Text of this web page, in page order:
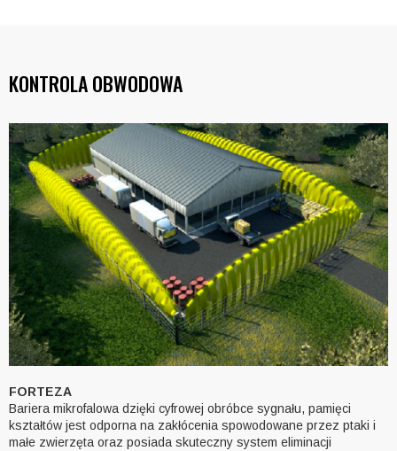
KONTROLA OBWODOWA
FORTEZA
Bariera mikrofalowa dzięki cyfrowej obróbce sygnału, pamięci
kształtów jest odporna na zakłócenia spowodowane przez ptaki i
małe zwierzęta oraz posiada skuteczny system eliminacji